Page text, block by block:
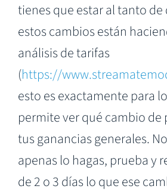
tienes que estar al tanto de
estos cambios están
análisis de tarifas
(https://
esto es exactamente para
permite ver qué cambio de
tus ganancias generales.
apenas lo hagas, prueba y
de 2 o 3 días lo que ese